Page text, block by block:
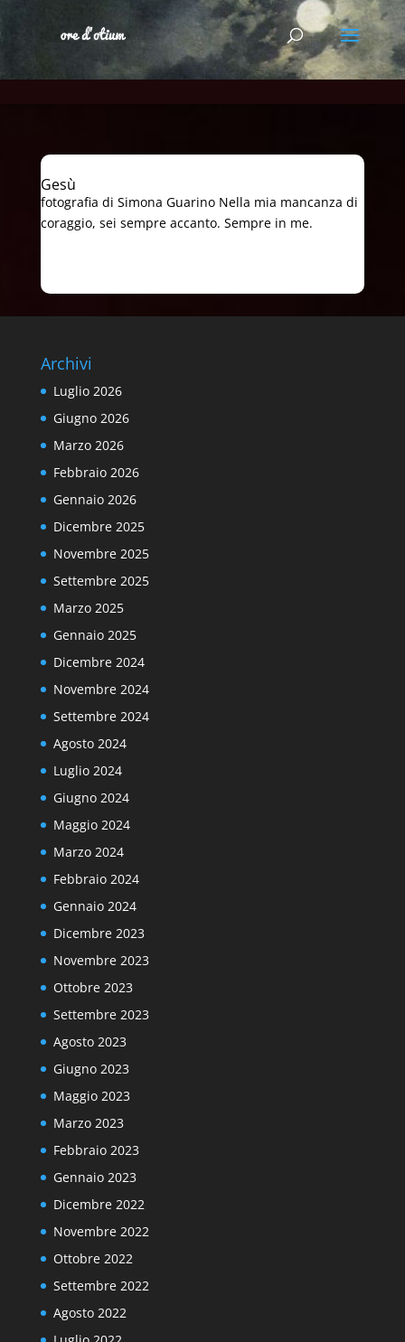
Gesù
fotografia di Simona Guarino Nella mia mancanza di
coraggio, sei sempre accanto. Sempre in me.
Archivi
Luglio 2026
Giugno 2026
Marzo 2026
Febbraio 2026
Gennaio 2026
Dicembre 2025
Novembre 2025
Settembre 2025
Marzo 2025
Gennaio 2025
Dicembre 2024
Novembre 2024
Settembre 2024
Agosto 2024
Luglio 2024
Giugno 2024
Maggio 2024
Marzo 2024
Febbraio 2024
Gennaio 2024
Dicembre 2023
Novembre 2023
Ottobre 2023
Settembre 2023
Agosto 2023
Giugno 2023
Maggio 2023
Marzo 2023
Febbraio 2023
Gennaio 2023
Dicembre 2022
Novembre 2022
Ottobre 2022
Settembre 2022
Agosto 2022